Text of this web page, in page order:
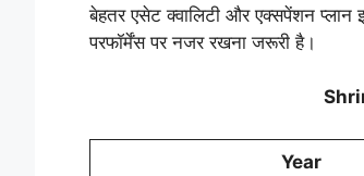
बेहतर एसेट क्वालिटी और एक्सपेंशन
परफॉर्मेंस पर नजर रखना जरूरी है।
Year